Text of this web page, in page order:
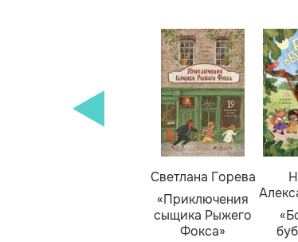
Светлана Горева
«Приключения
сыщика Рыжего
Фокса»